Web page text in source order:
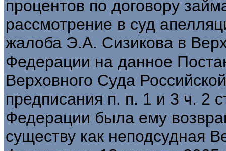
процентов по договору
рассмотрение в суд
жалоба Э.А. Сизикова в
Федерации на данное
Верховного Суда
предписания п. п. 1 и 3 ч. 2
Федерации была ему
существу как неподсудная